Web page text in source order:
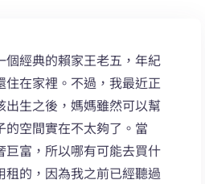
個經典的賴家王老五，年紀
住在家裡。不過，我最近正
出生之後，媽媽雖然可以幫
空間實在不太夠了。當
巨富，所以哪有可能去買什
租的，因為我之前已經聽過